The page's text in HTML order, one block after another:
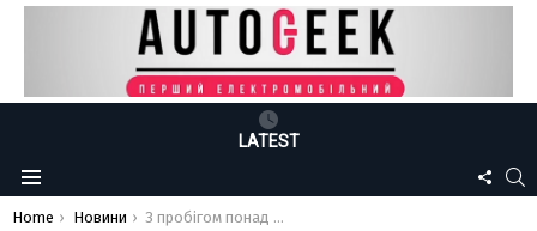
LATEST
Menu
US
You are here:
Home Новини З пробігом понад 800 км та вражаючою динамікою: у Женеві представлять електричний седан IM L6